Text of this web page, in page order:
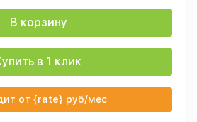
В корзину
в 1 клик
от {rate} руб/мес